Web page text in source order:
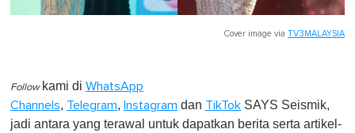
Cover image via TV3MALAYSIA
Follow kami di WhatsApp
Channels, Telegram, Instagram dan TikTok SAYS Seismik,
jadi antara yang terawal untuk dapatkan berita serta artikel-